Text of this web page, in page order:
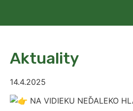
Aktuality
14.4.2025
NA VIDIEKU NEĎALEKO